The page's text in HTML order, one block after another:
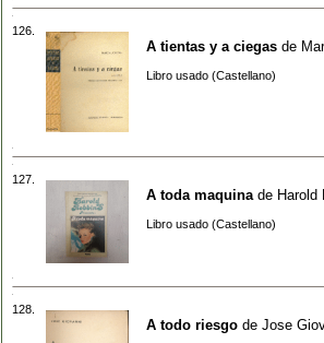
126.
A tientas y a ciegas de
Libro usado (Castellano)
127.
A toda maquina de Harold
Libro usado (Castellano)
128.
A todo riesgo de Jose